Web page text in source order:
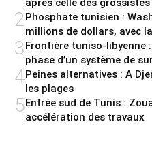
2 Phosphate tunisien :
millions de dollars, avec
3Frontière tuniso-libyenne
phase d’un système de
4Peines alternatives : A
les plages
5Entrée sud de Tunis :
accélération des travaux